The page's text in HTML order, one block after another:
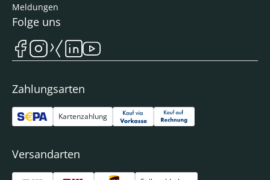
Meldungen
Zahlungsarten
Kartenzahlung
Versandarten
Folge uns